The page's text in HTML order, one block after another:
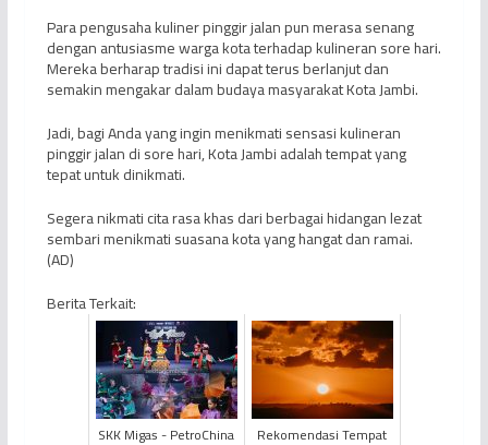
Para pengusaha kuliner pinggir jalan pun merasa senang
dengan antusiasme warga kota terhadap kulineran sore hari.
Mereka berharap tradisi ini dapat terus berlanjut dan
semakin mengakar dalam budaya masyarakat Kota Jambi.
Jadi, bagi Anda yang ingin menikmati sensasi kulineran
pinggir jalan di sore hari, Kota Jambi adalah tempat yang
tepat untuk dinikmati.
Segera nikmati cita rasa khas dari berbagai hidangan lezat
sembari menikmati suasana kota yang hangat dan ramai.
(AD)
Berita Terkait:
SKK Migas - PetroChina Rekomendasi Tempat